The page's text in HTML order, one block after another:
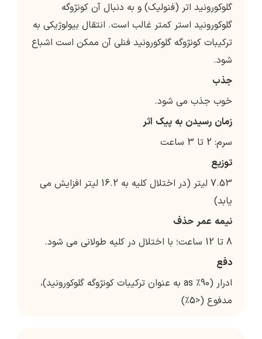
گلوکورونید اتر (فنولیک) و به دنبال آن کونژوگه
گلوکورونید استر کمتر غالب است. انتقال بیولوژیکی به
ترکیبات کونژوگه گلوکورونید فنلی آن ممکن است اشباع
شود.
جذب
خوب جذب می شود.
زمان رسیدن به پیک اثر
سرم: 2 تا 3 ساعت
توزیع
7.53 لیتر (در اختلال کلیه به 16.2 لیتر افزایش می
یابد)
نیمه عمر حذف
8 تا 12 ساعت؛ با اختلال در کلیه طولانی می شود.
دفع
ادرار (90٪ as به عنوان ترکیبات کونژوگه گلوکورونید)،
مدفوع (<5٪)